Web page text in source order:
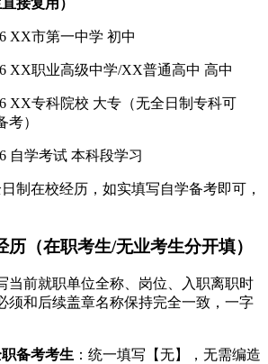
接复用）
XX市第一中学 初中
XX职业高级中学/XX普通高中 高中
XX专科院校 大专（无全日制专科可
考）
自学考试 本科段学习
制在校经历，如实填写自学备考即可，
（在职考生/无业考生分开填）
当前就职单位全称、岗位、入职离职时
须和后续盖章名称保持完全一致，一字
备考考生 ：统一填写【无】，无需编造